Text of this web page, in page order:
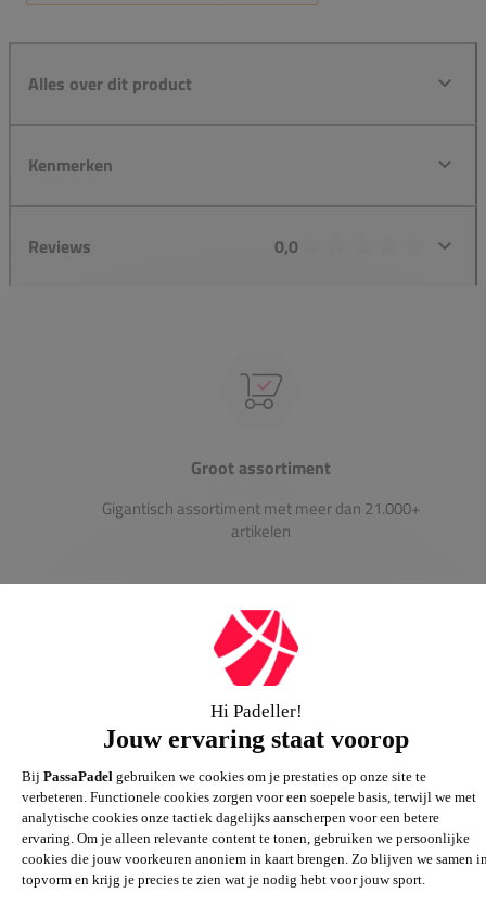
Alles over dit product
Kenmerken
Reviews 0,0
Groot assortiment
Gigantisch assortiment met meer dan 21.000+
artikelen
Passie voor de sport
Heb je vragen over onze producten? Onze specialisten
helpen je graag verder.